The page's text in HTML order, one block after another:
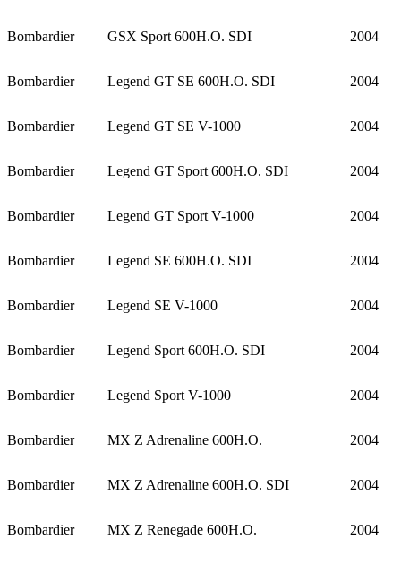
Bombardier GSX Sport 600H.O. SDI 2004
Bombardier Legend GT SE 600H.O. SDI 2004
Bombardier Legend GT SE V-1000 2004
Bombardier Legend GT Sport 600H.O. SDI 2004
Bombardier Legend GT Sport V-1000 2004
Bombardier Legend SE 600H.O. SDI 2004
Bombardier Legend SE V-1000 2004
Bombardier Legend Sport 600H.O. SDI 2004
Bombardier Legend Sport V-1000 2004
Bombardier MX Z Adrenaline 600H.O. 2004
Bombardier MX Z Adrenaline 600H.O. SDI 2004
Bombardier MX Z Renegade 600H.O. 2004